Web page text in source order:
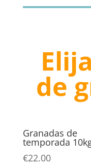
de
Granadas de
temporada
€22.00